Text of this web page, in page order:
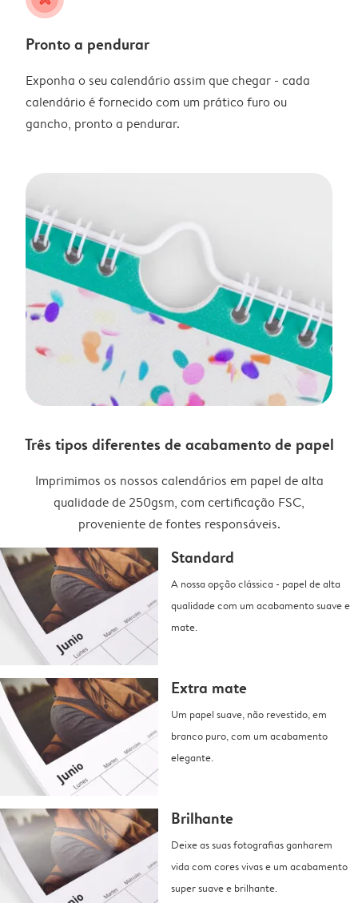
Pronto a pendurar
Exponha o seu calendário assim que chegar - cada
calendário é fornecido com um prático furo ou
gancho, pronto a pendurar.
Três tipos diferentes de acabamento de papel
Imprimimos os nossos calendários em papel de alta
qualidade de 250gsm, com certificação FSC,
proveniente de fontes responsáveis.
Standard
A nossa opção clássica - papel de alta
qualidade com um acabamento suave e
mate.
Extra mate
Um papel suave, não revestido, em
branco puro, com um acabamento
elegante.
Brilhante
Deixe as suas fotografias ganharem
vida com cores vivas e um acabamento
super suave e brilhante.